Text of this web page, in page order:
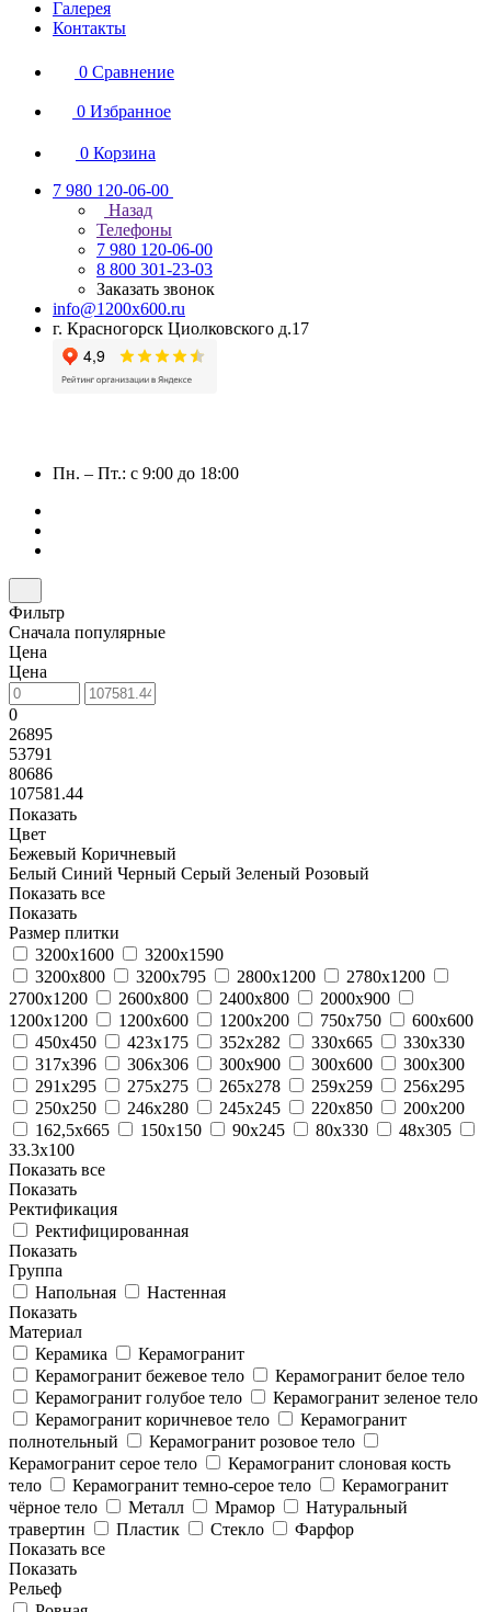
Галерея
Контакты
0 Сравнение
0 Избранное
0 Корзина
7 980 120-06-00
Назад
Телефоны
7 980 120-06-00
8 800 301-23-03
Заказать звонок
info@1200x600.ru
г. Красногорск Циолковского д.17
Пн. – Пт.: с 9:00 до 18:00
Фильтр
Сначала популярные
Цена
Цена
0
26895
53791
80686
107581.44
Показать
Цвет
Бежевый Коричневый
Белый Синий Черный Серый Зеленый Розовый
Показать все
Показать
Размер плитки
3200x1600
3200x1590
3200x800
3200x795 2800x1200
2780x1200
2700x1200
2600x800 2400x800
2000x900
1200x1200
1200x600 1200x200 750x750
600x600
450x450
423x175 352x282 330x665
330x330
317x396
306x306 300x900 300x600
300x300
291x295
275x275 265x278 259x259
256x295
250x250
246x280 245x245 220x850
200x200
162,5x665
150x150 90x245 80x330
48x305
33.3x100
Показать все
Показать
Ректификация
Ректифицированная
Показать
Группа
Напольная
Настенная
Показать
Материал
Керамика
Керамогранит
Керамогранит бежевое тело
Керамогранит белое тело
Керамогранит голубое тело
Керамогранит зеленое тело
Керамогранит коричневое тело
Керамогранит
полнотельный
Керамогранит розовое тело
Керамогранит серое тело
Керамогранит слоновая кость
тело
Керамогранит темно-серое тело
Керамогранит
чёрное тело
Металл Мрамор
Натуральный
травертин
Пластик Стекло
Фарфор
Показать все
Показать
Рельеф